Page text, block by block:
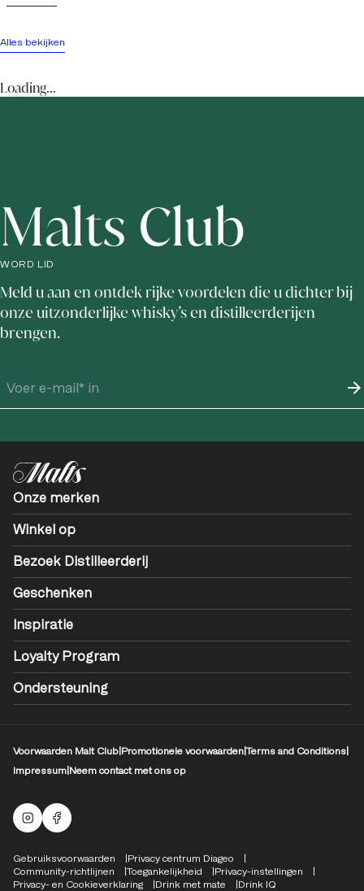
Alles bekijken
Loading...
Malts Club
WORD LID
Meld u aan en ontdek rijke voordelen die u dichter bij
onze uitzonderlijke whisky’s en distilleerderijen
brengen.
Onze merken
Winkel op
Bezoek Distilleerderij
Geschenken
Inspiratie
Loyalty Program
Ondersteuning
Voorwaarden Malt Club Promotionele voorwaardenTerms and Conditions
Impressum Neem contact met ons op
Mouten Instagram
Facebook-logo
Compliance Footer
Gebruiksvoorwaarden
Privacy centrum Diageo
Community-richtlijnen
Toegankelijkheid
Privacy-instellingen
Privacy- en Cookieverklaring
Drink met mate Drink IQ